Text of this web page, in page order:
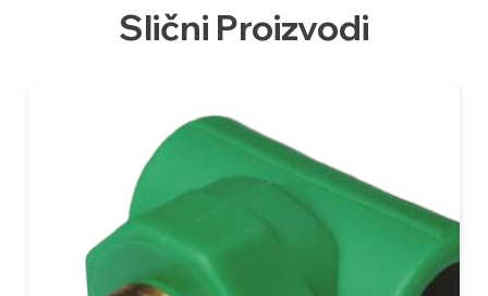
Slični Proizvodi